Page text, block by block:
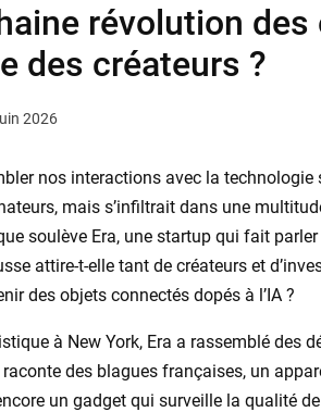
révolution
des créateurs ?
2026
nos interactions avec la
mais s’infiltrait dans une
soulève Era, une startup qui fait
attire-t-elle tant de créateurs et
des objets connectés dopés à l’IA ?
à New York, Era a rassemblé des
des blagues françaises, un
un gadget qui surveille la qualité